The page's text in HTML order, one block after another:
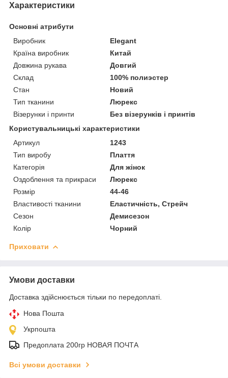
Характеристики
Основні атрибути
Виробник
Elegant
Країна виробник
Китай
Довжина рукава
Довгий
Склад
100% полиэстер
Стан
Новий
Тип тканини
Люрекс
Візерунки і принти
Без візерунків і принтів
Користувальницькі характеристики
Артикул
1243
Тип виробу
Плаття
Категорія
Для жінок
Оздоблення та прикраси
Люрекс
Розмір
44-46
Властивості тканини
Еластичність, Стрейч
Сезон
Демисезон
Колір
Чорний
Приховати
Умови доставки
Доставка здійснюється тільки по передоплаті.
Нова Пошта
Укрпошта
Предоплата 200гр НОВАЯ ПОЧТА
Всі умови доставки